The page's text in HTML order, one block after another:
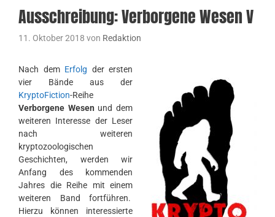
Ausschreibung: Verborgene Wesen V
11. Oktober 2018 von Redaktion
Nach dem Erfolg der ersten
vier Bände aus der
KryptoFiction-Reihe
Verborgene Wesen und dem
weiteren Interesse der Leser
nach weiteren
kryptozoologischen
Geschichten, werden wir
Anfang des kommenden
Jahres die Reihe mit einem
weiteren Band fortführen.
Hierzu können interessierte